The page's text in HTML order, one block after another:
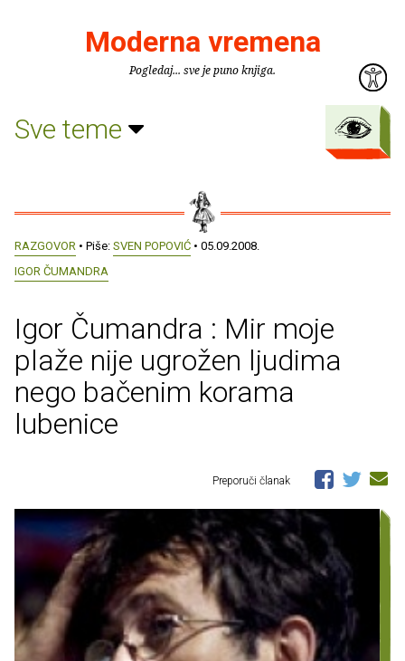
Moderna vremena
Pogledaj... sve je puno knjiga.
Sve teme
RAZGOVOR • Piše: SVEN POPOVIĆ • 05.09.2008.
IGOR ČUMANDRA
Igor Čumandra : Mir moje
plaže nije ugrožen ljudima
nego bačenim korama
lubenice
Preporuči članak